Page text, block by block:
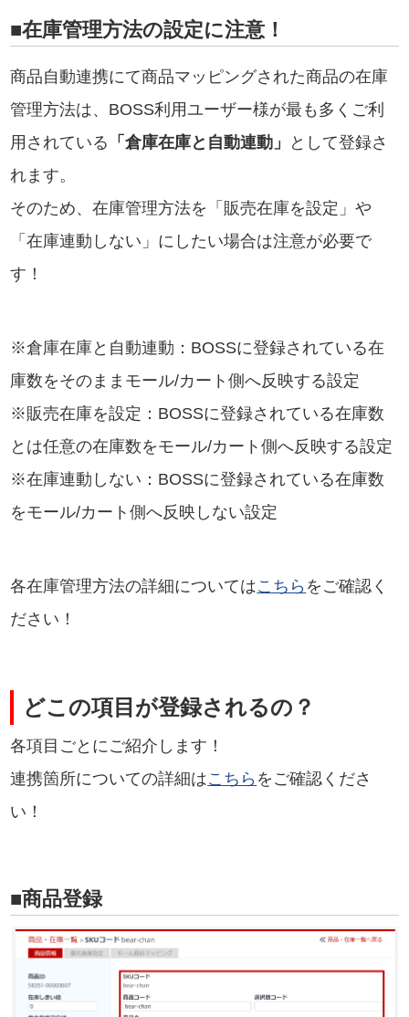
■在庫管理方法の設定に注意！
商品自動連携にて商品マッピングされた商品の在庫
管理方法は、BOSS利用ユーザー様が最も多くご利
用されている 「倉庫在庫と自動連動」
として登録さ
れます。
そのため、在庫管理方法を「販売在庫を設定」や
「在庫連動しない」にしたい場合は注意が必要で
す！
※倉庫在庫と自動連動：BOSSに登録されている在
庫数をそのままモール/カート側へ反映する設定
※販売在庫を設定：BOSSに登録されている在庫数
とは任意の在庫数をモール/カート側へ反映する設定
※在庫連動しない：BOSSに登録されている在庫数
をモール/カート側へ反映しない設定
各在庫管理方法の詳細についてはこちら をご確認く
ださい！
どこの項目が登録されるの？
各項目ごとにご紹介します！
連携箇所についての詳細はこちら をご確認くださ
い！
■商品登録